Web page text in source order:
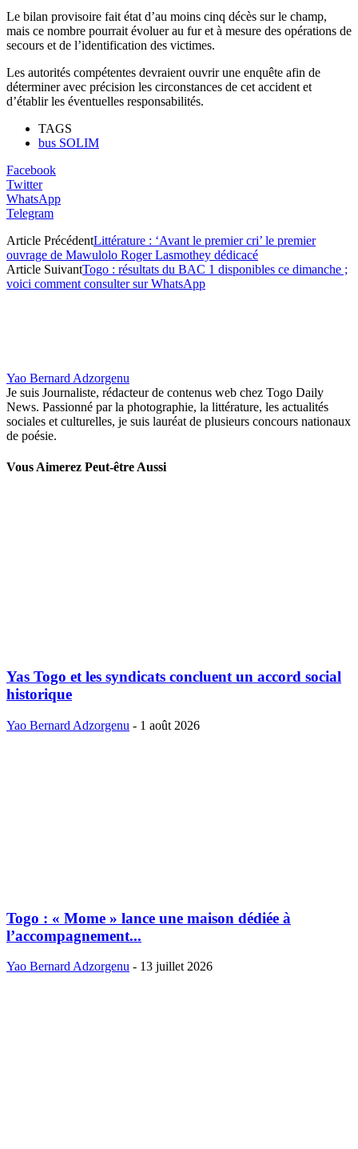
Le bilan provisoire fait état d’au moins cinq décès sur le champ,
mais ce nombre pourrait évoluer au fur et à mesure des opérations de
secours et de l’identification des victimes.
Les autorités compétentes devraient ouvrir une enquête afin de
déterminer avec précision les circonstances de cet accident et
d’établir les éventuelles responsabilités.
TAGS
bus SOLIM
Facebook
Twitter
WhatsApp
Telegram
Article PrécédentLittérature : ‘Avant le premier cri’ le premier
ouvrage de Mawulolo Roger Lasmothey dédicacé
Article SuivantTogo : résultats du BAC 1 disponibles ce dimanche ;
voici comment consulter sur WhatsApp
Yao Bernard Adzorgenu
Je suis Journaliste, rédacteur de contenus web chez Togo Daily
News. Passionné par la photographie, la littérature, les actualités
sociales et culturelles, je suis lauréat de plusieurs concours nationaux
de poésie.
Vous Aimerez Peut-être Aussi
Yas Togo et les syndicats concluent un accord social
historique
Yao Bernard Adzorgenu - 1 août 2026
Togo : « Mome » lance une maison dédiée à
l’accompagnement...
Yao Bernard Adzorgenu - 13 juillet 2026